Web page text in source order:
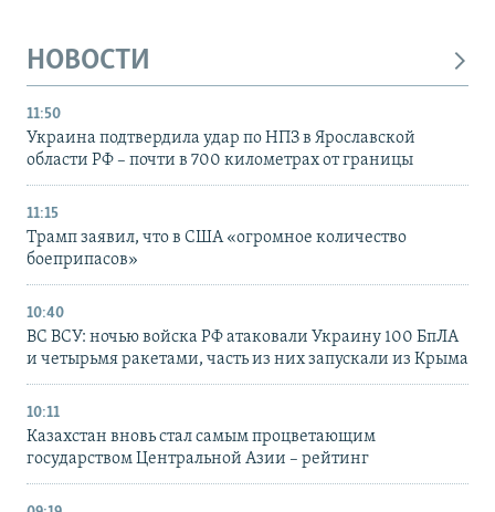
НОВОСТИ
11:50
Украина подтвердила удар по НПЗ в Ярославской
области РФ – почти в 700 километрах от границы
11:15
Трамп заявил, что в США «огромное количество
боеприпасов»
10:40
ВС ВСУ: ночью войска РФ атаковали Украину 100 БпЛА
и четырьмя ракетами, часть из них запускали из Крыма
10:11
Казахстан вновь стал самым процветающим
государством Центральной Азии – рейтинг